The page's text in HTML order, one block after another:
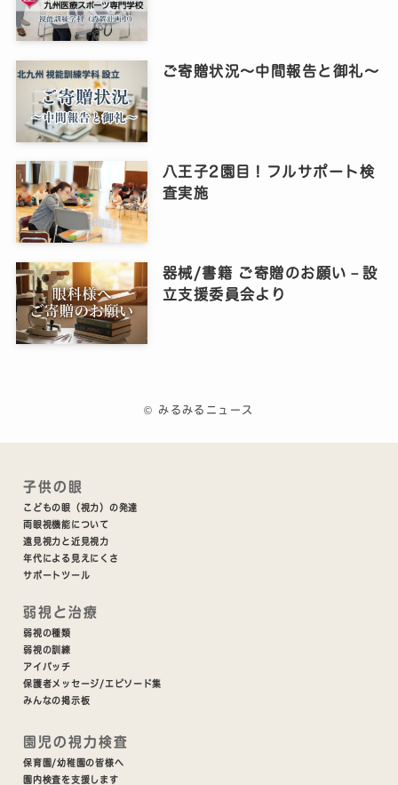
ご寄贈状況～中間報告と御礼～
八王子2園目！フルサポート検
査実施
器械/書籍 ご寄贈のお願い－設
立支援委員会より
© みるみるニュース
子供の眼
こどもの眼（視力）の発達
両眼視機能について
遠見視力と近見視力
年代による見えにくさ
サポートツール
弱視と治療
弱視の種類
弱視の訓練
アイパッチ
保護者メッセージ/エピソード集
みんなの掲示板
園児の視力検査
保育園/幼稚園の皆様へ
園内検査を支援します